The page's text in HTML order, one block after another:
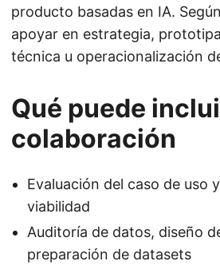
producto basadas en IA.
apoyar en estrategia,
técnica u operacionalización
Qué puede
colaboración
Evaluación del caso de uso
viabilidad
Auditoría de datos, diseño
preparación de datasets